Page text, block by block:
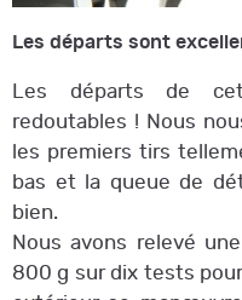
Les départs sont
Les départs de
redoutables ! Nous
les premiers tirs
bas et la queue de
bien.
Nous avons relevé
800 g sur dix tests